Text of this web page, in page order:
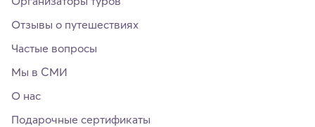
Отзывы о путешествиях
Частые вопросы
Мы в СМИ
О нас
Подарочные сертификаты